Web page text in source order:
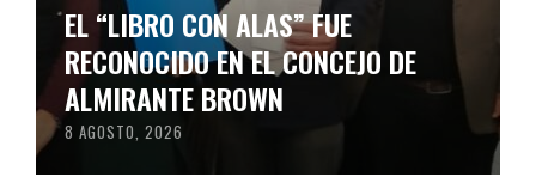
EL “LIBRO CON ALAS” FUE
RECONOCIDO EN EL CONCEJO DE
ALMIRANTE BROWN
8 AGOSTO, 2026